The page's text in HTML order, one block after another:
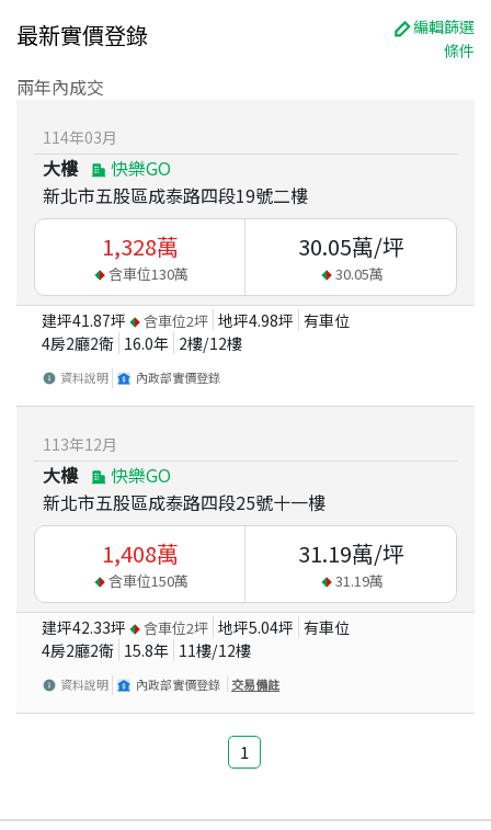
最新實價登錄
編輯篩選
條件
兩年內成交
114年03月
大樓
快樂GO
新北市五股區成泰路四段19號二樓
1,328萬
含車位130萬
30.05萬/坪
30.05萬
建坪41.87坪 含車位2坪 地坪4.98坪 有車位
4房2廳2衛 16.0年 2樓/12樓
資料說明 內政部實價登錄
113年12月
大樓
快樂GO
新北市五股區成泰路四段25號十一樓
1,408萬
含車位150萬
31.19萬/坪
31.19萬
建坪42.33坪 含車位2坪 地坪5.04坪 有車位
4房2廳2衛 15.8年 11樓/12樓
資料說明 內政部實價登錄 交易備註
1